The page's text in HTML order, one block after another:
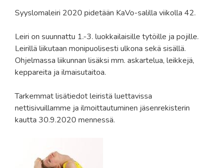
Syyslomaleiri 2020 pidetään KaVo-salilla viikolla 42.
Leiri on suunnattu 1.-3. luokkailaisille tytöille ja pojille.
Leirillä liikutaan monipuolisesti ulkona sekä sisällä.
Ohjelmassa liikunnan lisäksi mm. askartelua, leikkejä,
keppareita ja ilmaisutaitoa.
Tarkemmat lisätiedot leiristä luettavissa
nettisivuillamme ja ilmoittautuminen jäsenrekisterin
kautta 30.9.2020 mennessä.